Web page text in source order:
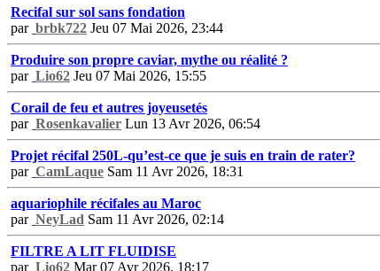
Recifal sur sol sans fondation
par brbk722 Jeu 07 Mai 2026, 23:44
Produire son propre caviar, mythe ou réalité ?
par Lio62 Jeu 07 Mai 2026, 15:55
Corail de feu et autres joyeusetés
par Rosenkavalier Lun 13 Avr 2026, 06:54
Projet récifal 250L-qu’est-ce que je suis en train de rater?
par CamLaque Sam 11 Avr 2026, 18:31
aquariophile récifales au Maroc
par NeyLad Sam 11 Avr 2026, 02:14
FILTRE A LIT FLUIDISE
par Lio62 Mar 07 Avr 2026, 18:17